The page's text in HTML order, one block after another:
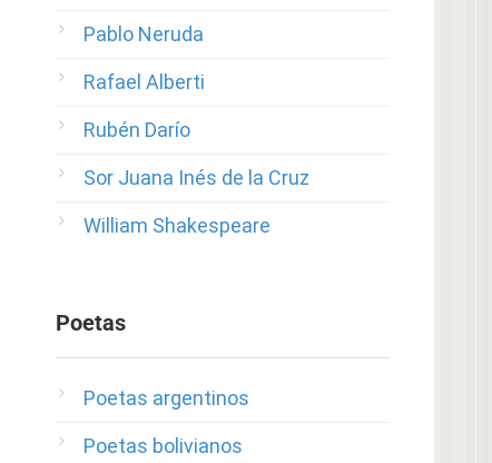
Pablo Neruda
Rafael Alberti
Rubén Darío
Sor Juana Inés de la Cruz
William Shakespeare
Poetas
Poetas argentinos
Poetas bolivianos